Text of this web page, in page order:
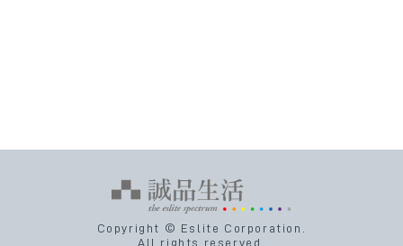
Copyright © Eslite Corporation.
All rights reserved.